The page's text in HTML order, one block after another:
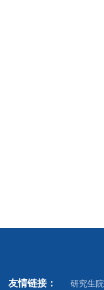
友情链接： 研究生院